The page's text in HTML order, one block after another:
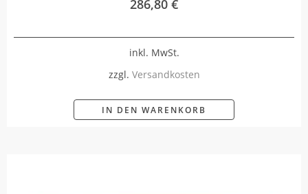
286,80 €
inkl. MwSt.
zzgl. Versandkosten
IN DEN WARENKORB